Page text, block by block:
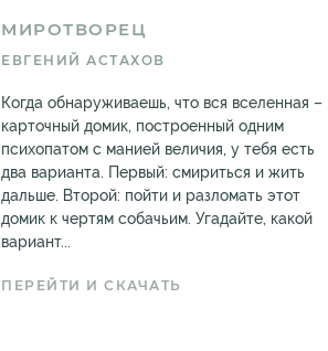
МИРОТВОРЕЦ
ЕВГЕНИЙ АСТАХОВ
Когда обнаруживаешь, что вся вселенная –
карточный домик, построенный одним
психопатом с манией величия, у тебя есть
два варианта. Первый: смириться и жить
дальше. Второй: пойти и разломать этот
домик к чертям собачьим. Угадайте, какой
вариант...
ПЕРЕЙТИ И СКАЧАТЬ